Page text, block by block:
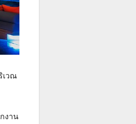
เวณ
งาน